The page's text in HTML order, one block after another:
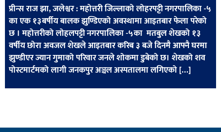
मनोरञ्जन
फोटो
/
भिडियो
अन्य
समाज
प्रीन्स राज झा, जलेश्वर : महोत्तरी जिल्लाको लोहरपट्टी नगरपालिका -५
का एक १३बर्षीय बालक झुण्डिएको अवस्थामा आइतबार फेला परेको
छ । महोत्तरीको लोहलपट्टी नगरपालिका -५का मतबुल शेखको १३
वर्षीय छोरा अवजल शेखले आइतबार करिब ३ बजे दिनमै आफ्नै घरमा
झुण्डीएर ज्यान गुमाको परिवार जनले शोकमा डुबेको छ। शेखको शव
पोस्टमार्टमको लागी जनकपुर अञ्चल अस्पतालमा लगिएको […]